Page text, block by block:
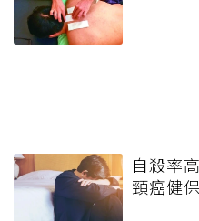
自殺率
頸癌健